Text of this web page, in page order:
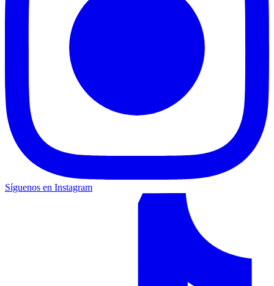
Síguenos en Instagram